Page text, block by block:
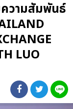
วามสัมพันธ์
LUO